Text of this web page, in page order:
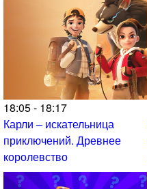
18:05 - 18:17
Карли – искательница
приключений. Древнее
королевство